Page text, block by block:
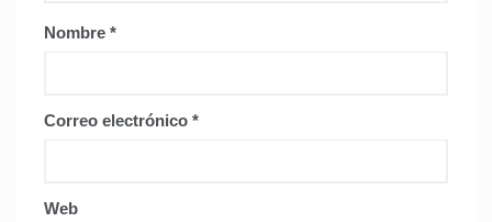
Nombre *
Correo electrónico *
Web